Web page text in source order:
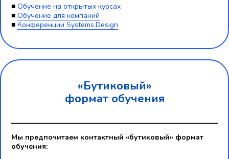
■ Обучение на открытых курсах
■ Обучение для компаний
■ Конференции Systems.Design
«Бутиковый»
формат обучения
Мы предпочитаем контактный «бутиковый» формат
обучения: